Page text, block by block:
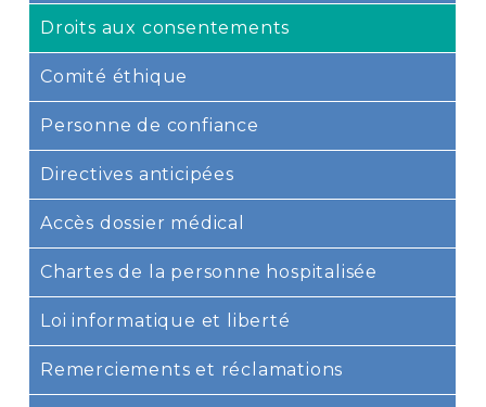
Droits aux consentements
Comité éthique
Personne de confiance
Directives anticipées
Accès dossier médical
Chartes de la personne hospitalisée
Loi informatique et liberté
Remerciements et réclamations